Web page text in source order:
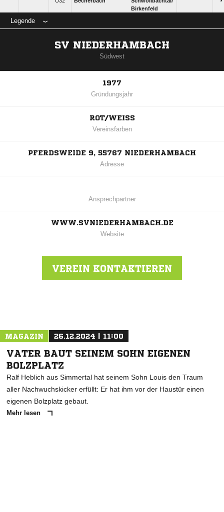
Birkenfeld
Legende
SV NIEDERHAMBACH
Südwest
1977
Gründungsjahr
ROT/WEISS
Vereinsfarben
PFERDSWEIDE 9, 55767 NIEDERHAMBACH
Adresse
Ansprechpartner
WWW.SVNIEDERHAMBACH.DE
Website
VEREIN KONTAKTIEREN
MAGAZIN 26.12.2024 | 11:00
VATER BAUT SEINEM SOHN EIGENEN
BOLZPLATZ
Ralf Heblich aus Simmertal hat seinem Sohn Louis den Traum
aller Nachwuchskicker erfüllt: Er hat ihm vor der Haustür einen
eigenen Bolzplatz gebaut.
Mehr lesen